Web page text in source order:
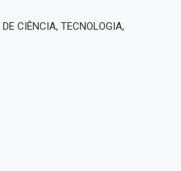
CIÊNCIA, TECNOLOGIA,